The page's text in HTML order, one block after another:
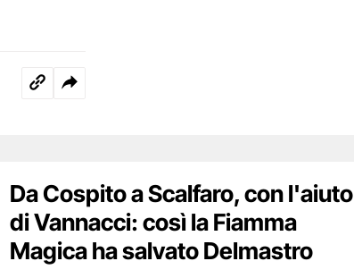
Da Cospito a Scalfaro, con l'aiuto
di Vannacci: così la Fiamma
Magica ha salvato Delmastro